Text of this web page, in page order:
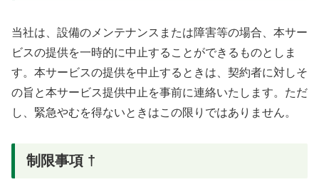
当社は、設備のメンテナンスまたは障害等の場合、本サー
ビスの提供を一時的に中止することができるものとしま
す。本サービスの提供を中止するときは、契約者に対しそ
の旨と本サービス提供中止を事前に連絡いたします。ただ
し、緊急やむを得ないときはこの限りではありません。
制限事項 †